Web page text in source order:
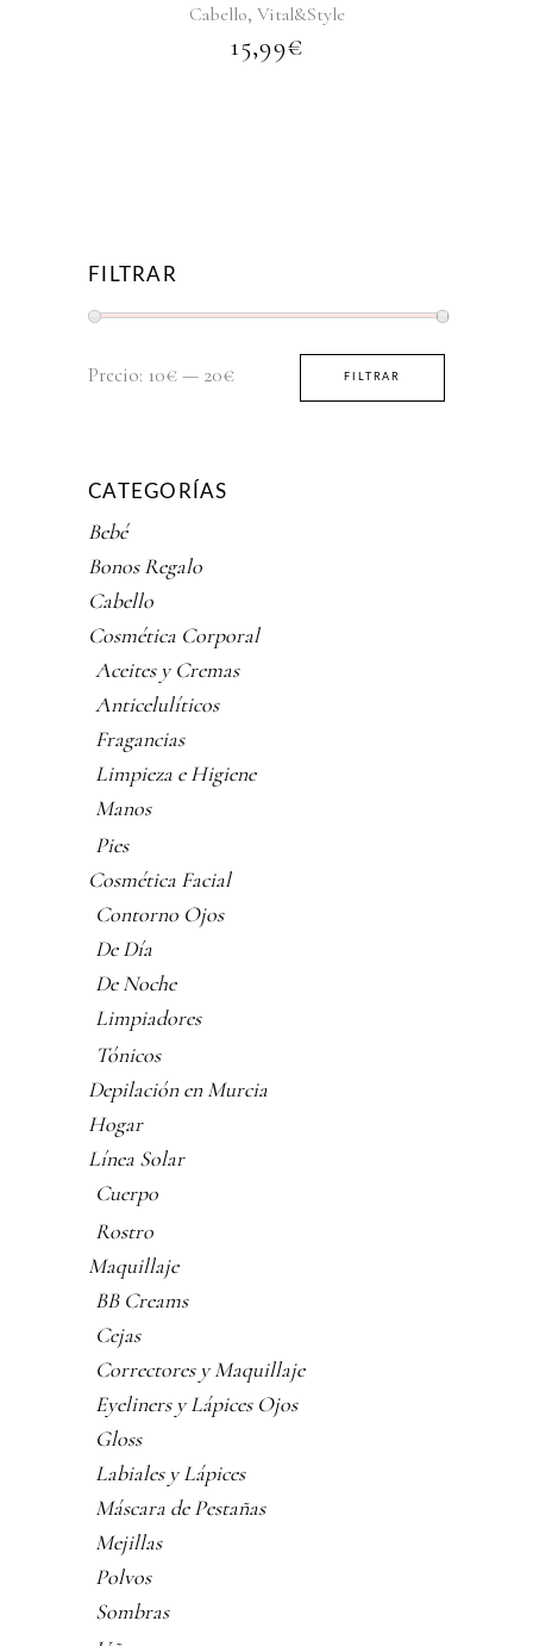
Cabello, Vital&Style
15,99€
FILTRAR
Precio
Precio
FILTRAR
Precio: 10€— 20€
CATEGORÍAS
Bebé
Bonos Regalo
Cabello
Cosmética Corporal
Aceites y Cremas
Anticelulíticos
Fragancias
Limpieza e Higiene
Manos
Pies
Cosmética Facial
Contorno Ojos
De Día
De Noche
Limpiadores
Tónicos
Depilación en Murcia
Hogar
Línea Solar
Cuerpo
Rostro
Maquillaje
BB Creams
Cejas
Correctores y Maquillaje
Eyeliners y Lápices Ojos
Gloss
Labiales y Lápices
Máscara de Pestañas
Mejillas
Polvos
Sombras